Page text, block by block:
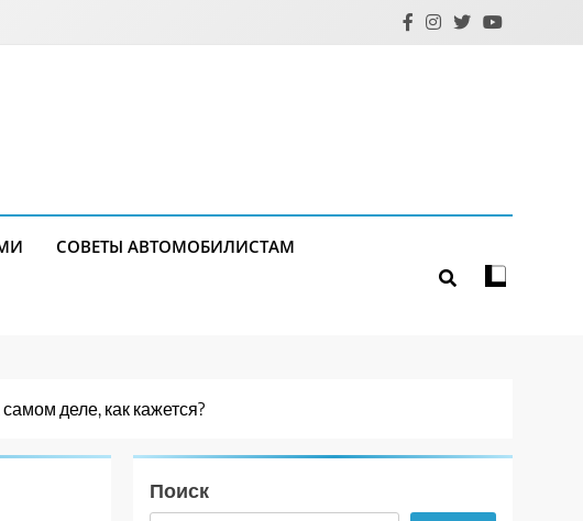
СОВЕТЫ АВТОМОБИЛИСТАМ
деле, как кажется?
Поиск